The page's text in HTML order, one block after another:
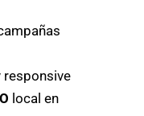
responsive
local en